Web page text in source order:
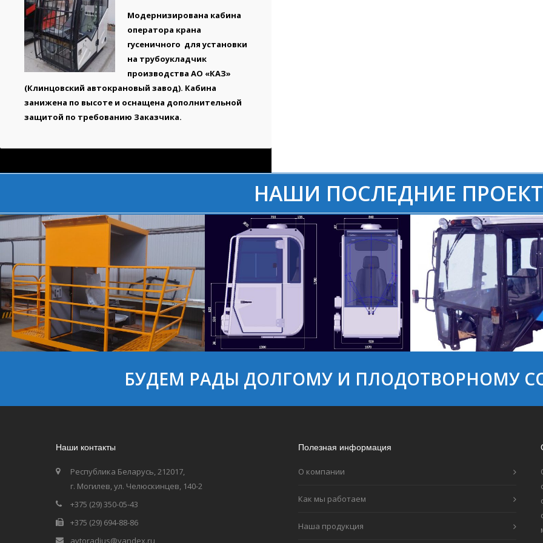
Модернизирована кабина
оператора крана
гусеничного для установки
на трубоукладчик
производства АО «КАЗ»
(Клинцовский автокрановый завод). Кабина
занижена по высоте и оснащена дополнительной
защитой по требованию Заказчика.
НАШИ ПОСЛЕДНИЕ
Кабина управления КУК3.00 Кабина манипулятора KVP Кабина трактора
БУДЕМ РАДЫ ДОЛГОМУ И ПЛОДОТВОРНОМУ
Наши контакты
Республика Беларусь, 212017,
г. Могилев, ул. Челюскинцев, 140-2
+375 (29) 350-05-43
+375 (29) 694-88-86
avtoradius@yandex.ru
Полезная информация
О компании
Как мы работаем
Наша продукция